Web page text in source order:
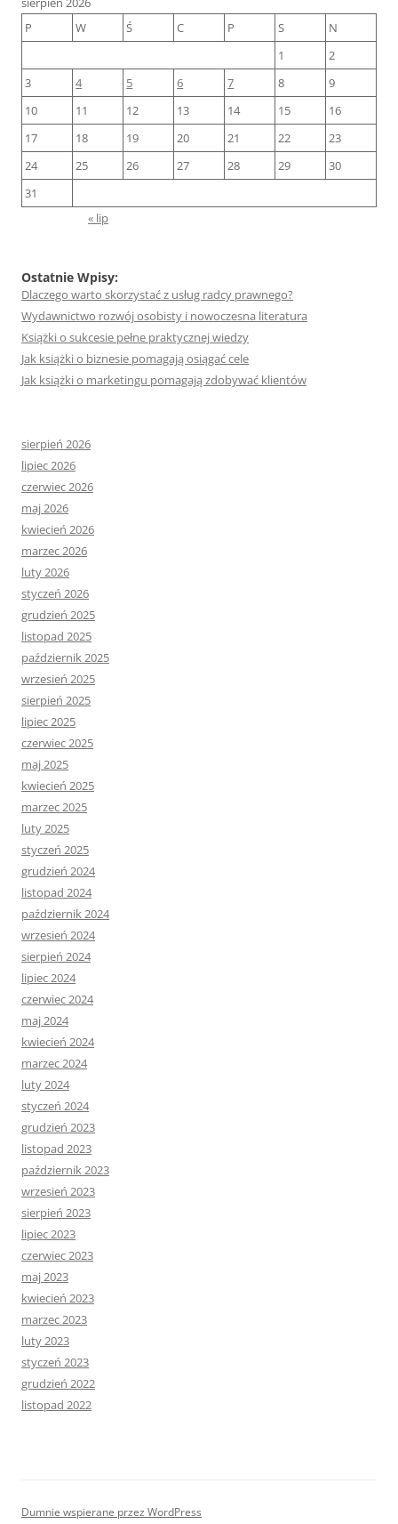
P
W Ś C P S
N
1
2
3
4 5 6 7 8
9
10
11 12 13 14 15
16
17
18 19 20 21 22
23
24
25 26 27 28 29
30
31
« lip
Ostatnie Wpisy:
Dlaczego warto skorzystać z usług radcy prawnego?
Wydawnictwo rozwój osobisty i nowoczesna literatura
Książki o sukcesie pełne praktycznej wiedzy
Jak książki o biznesie pomagają osiągać cele
Jak książki o marketingu pomagają zdobywać klientów
sierpień 2026
lipiec 2026
czerwiec 2026
maj 2026
kwiecień 2026
marzec 2026
luty 2026
styczeń 2026
grudzień 2025
listopad 2025
październik 2025
wrzesień 2025
sierpień 2025
lipiec 2025
czerwiec 2025
maj 2025
kwiecień 2025
marzec 2025
luty 2025
styczeń 2025
grudzień 2024
listopad 2024
październik 2024
wrzesień 2024
sierpień 2024
lipiec 2024
czerwiec 2024
maj 2024
kwiecień 2024
marzec 2024
luty 2024
styczeń 2024
grudzień 2023
listopad 2023
październik 2023
wrzesień 2023
sierpień 2023
lipiec 2023
czerwiec 2023
maj 2023
kwiecień 2023
marzec 2023
luty 2023
styczeń 2023
grudzień 2022
listopad 2022
Dumnie wspierane przez WordPress